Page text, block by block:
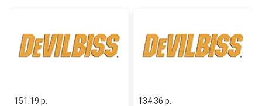
151.19 p.
134.36 p.